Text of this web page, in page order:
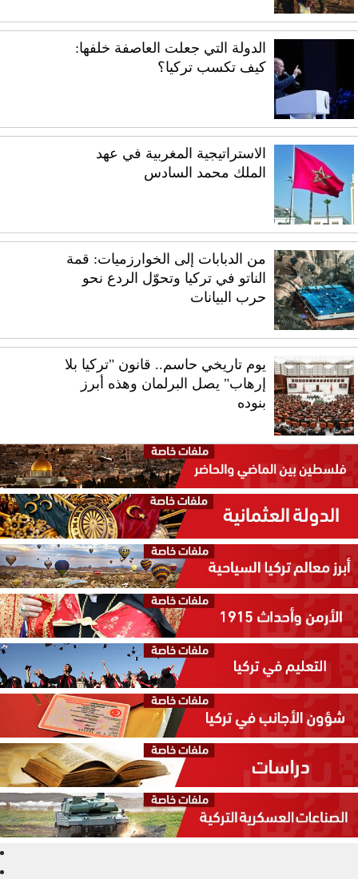
الدولة التي جعلت العاصفة خلفها:
كيف تكسب تركيا؟
الاستراتيجية المغربية في عهد
الملك محمد السادس
من الدبابات إلى الخوارزميات: قمة
الناتو في تركيا وتحوّل الردع نحو
حرب البيانات
يوم تاريخي حاسم.. قانون "تركيا بلا
إرهاب" يصل البرلمان وهذه أبرز
بنوده